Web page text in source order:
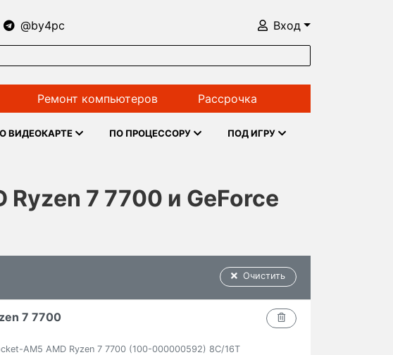
@by4pc Вход
Ремонт компьютеров Рассрочка
ВИДЕОКАРТЕ ПО ПРОЦЕССОРУ ПОД ИГРУ
7 7700 и GeForce
Очистить
7 7700
AM5 AMD Ryzen 7 7700 (100-000000592) 8C/16T